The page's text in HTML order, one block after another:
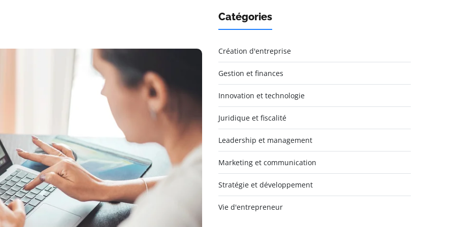
Catégories
Création d'entreprise
Gestion et finances
Innovation et technologie
Juridique et fiscalité
Leadership et management
Marketing et communication
Stratégie et développement
Vie d'entrepreneur